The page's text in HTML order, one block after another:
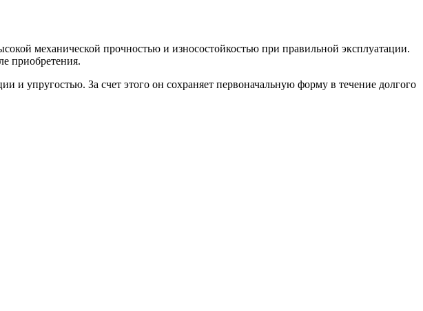
механической прочностью и износостойкостью при правильной эксплуатации.
приобретения.
и упругостью. За счет этого он сохраняет первоначальную форму в течение долгого